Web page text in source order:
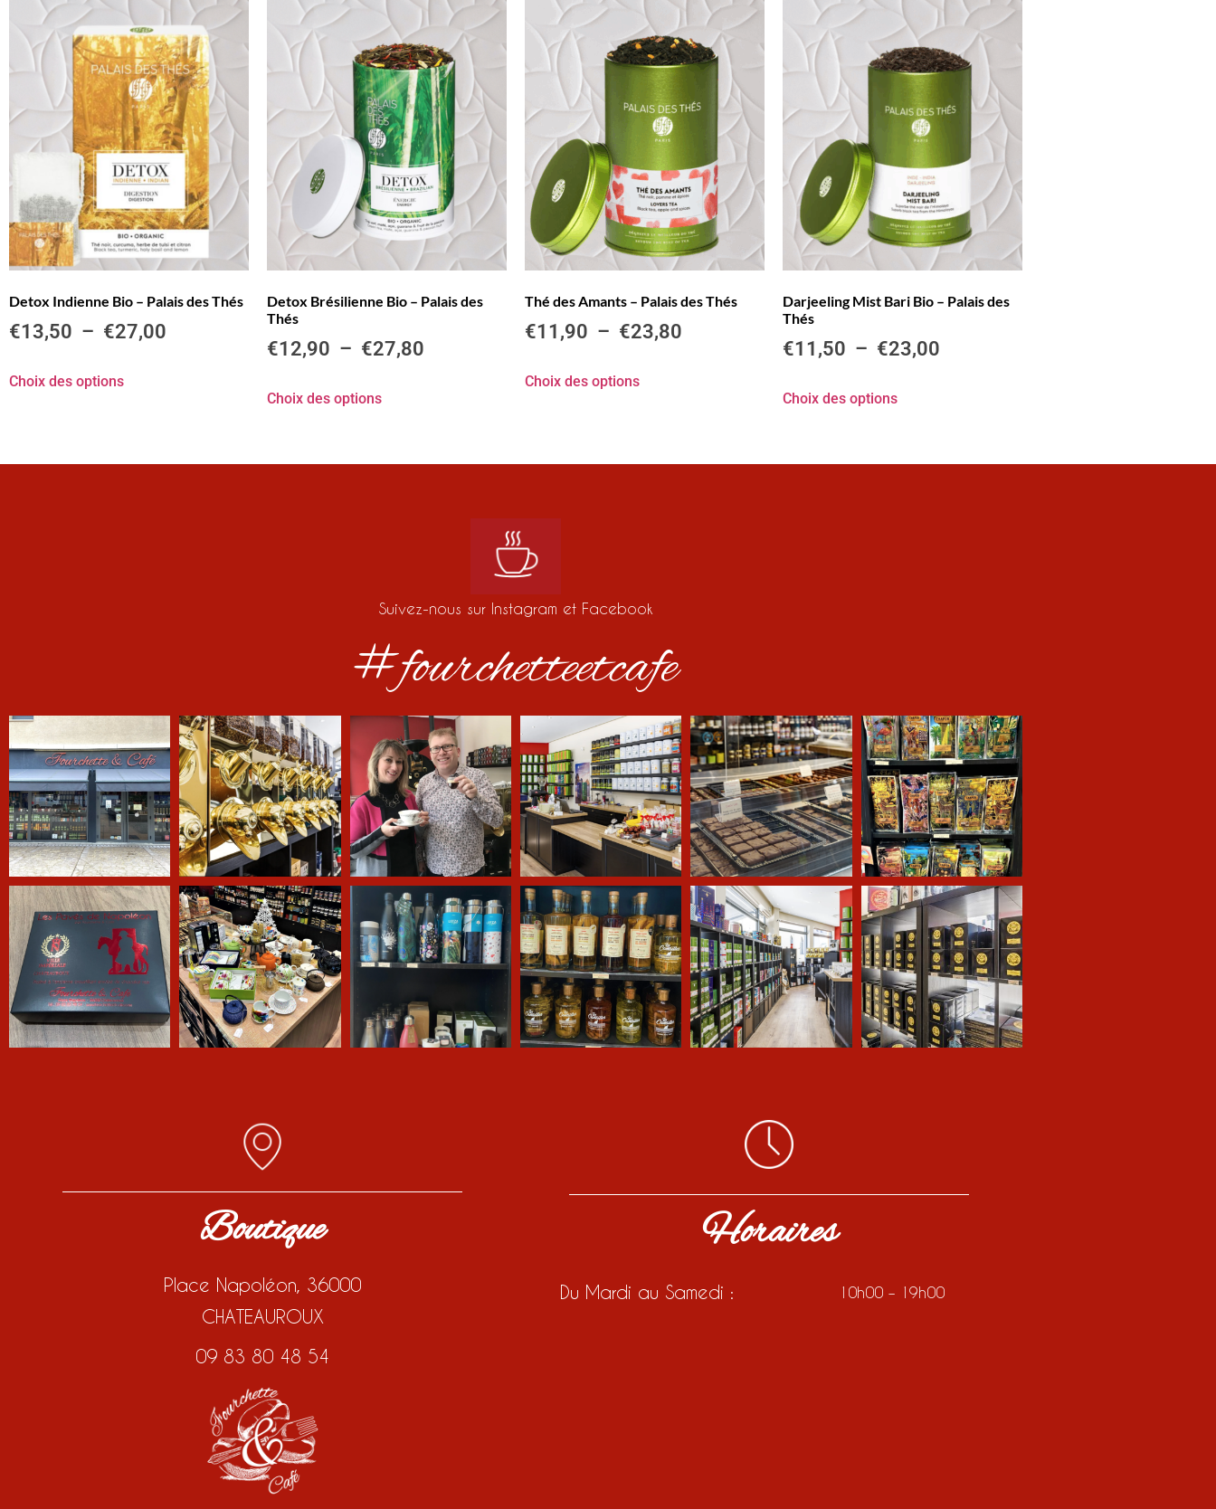
Detox Indienne Bio – Palais des Thés
€13,50 – €27,00
Choix des options
Detox Brésilienne Bio – Palais des
Thés
€12,90 – €27,80
Choix des options
Thé des Amants – Palais des Thés
€11,90 – €23,80
Choix des options
Darjeeling Mist Bari Bio – Palais des
Thés
€11,50 – €23,00
Choix des options
Suivez-nous sur Instagram et Facebook
#fourchetteetcafe
Boutique
Place Napoléon, 36000
CHATEAUROUX
09 83 80 48 54
Horaires
Du Mardi au Samedi : 10h00 – 19h00